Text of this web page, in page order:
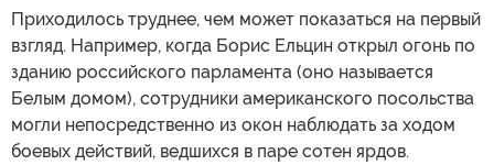
Приходилось труднее, чем может показаться на первый
взгляд. Например, когда Борис Ельцин открыл огонь по
зданию российского парламента (оно называется
Белым домом), сотрудники американского посольства
могли непосредственно из окон наблюдать за ходом
боевых действий, ведшихся в паре сотен ярдов.